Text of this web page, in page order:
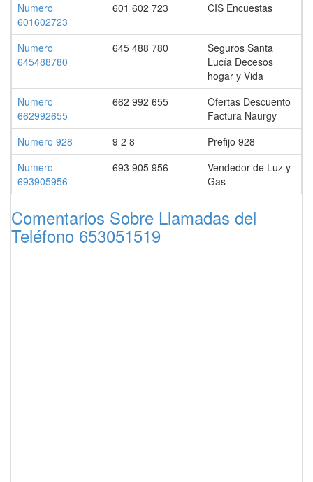
Numero
601602723
601 602 723 CIS Encuestas
Numero
645488780
645 488 780
Seguros Santa
Lucía Decesos
hogar y Vida
Numero
662992655
662 992 655
Ofertas Descuento
Factura Naurgy
Numero 928
9 2 8
Prefijo 928
Numero
693905956
693 905 956
Vendedor de Luz y
Gas
Comentarios Sobre Llamadas del
Teléfono 653051519